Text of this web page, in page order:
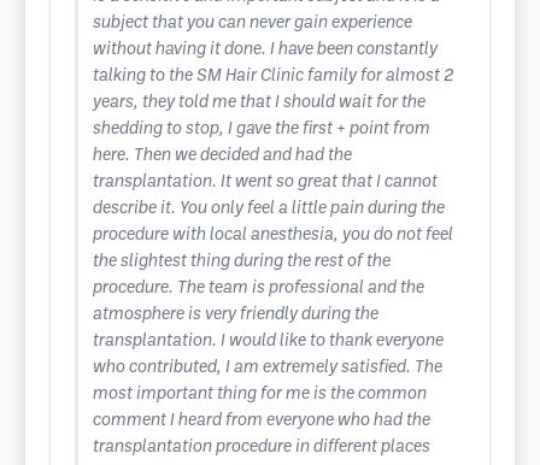
subject that you can never gain experience
without having it done. I have been constantly
talking to the SM Hair Clinic family for almost 2
years, they told me that I should wait for the
shedding to stop, I gave the first + point from
here. Then we decided and had the
transplantation. It went so great that I cannot
describe it. You only feel a little pain during the
procedure with local anesthesia, you do not feel
the slightest thing during the rest of the
procedure. The team is professional and the
atmosphere is very friendly during the
transplantation. I would like to thank everyone
who contributed, I am extremely satisfied. The
most important thing for me is the common
comment I heard from everyone who had the
transplantation procedure in different places